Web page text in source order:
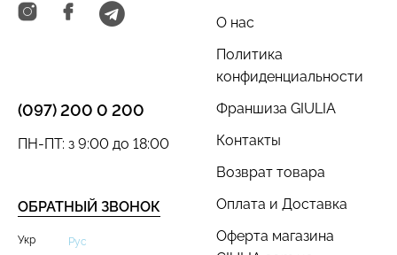
О нас
Политика
конфиденциальности
Франшиза GIULIA
Контакты
Возврат товара
Оплата и Доставка
Оферта магазина
(097) 200 0 200
ОБРАТНЫЙ ЗВОНОК
ПН-ПТ: з 9:00 до 18:00
Укр Рус
коррекцией BRA
(бежевый) Giulia
с легкой коррекцией HI-
LEG SHAPEWEAR black
(черный) Giulia
258 грн.369 грн.